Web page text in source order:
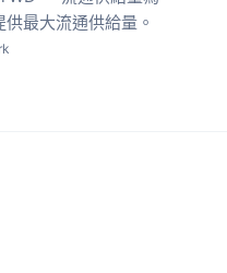
供最大流通供給量。